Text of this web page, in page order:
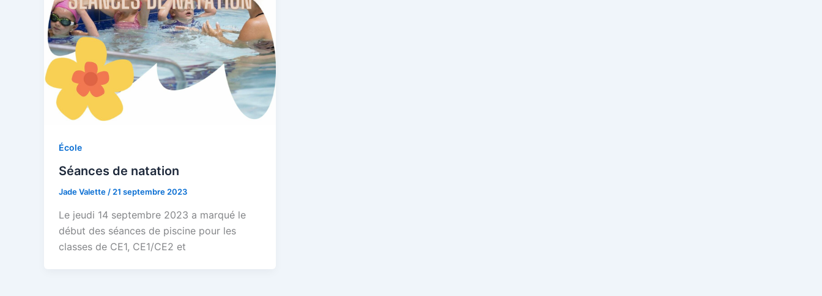
École
Séances de natation
Jade Valette / 21 septembre 2023
Le jeudi 14 septembre 2023 a marqué le
début des séances de piscine pour les
classes de CE1, CE1/CE2 et